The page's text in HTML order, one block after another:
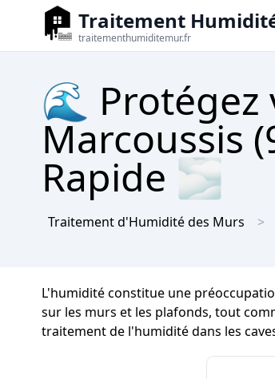
Traitement
traitementhumiditemur.fr
🌊 Protégez
Marcoussis
Rapide 🌫
Traitement d'Humidité des Murs
L'humidité constitue une
sur les murs et les plafonds, tout
traitement de l'humidité dans les